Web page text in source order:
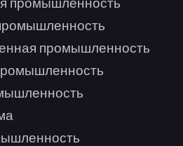
промышленность